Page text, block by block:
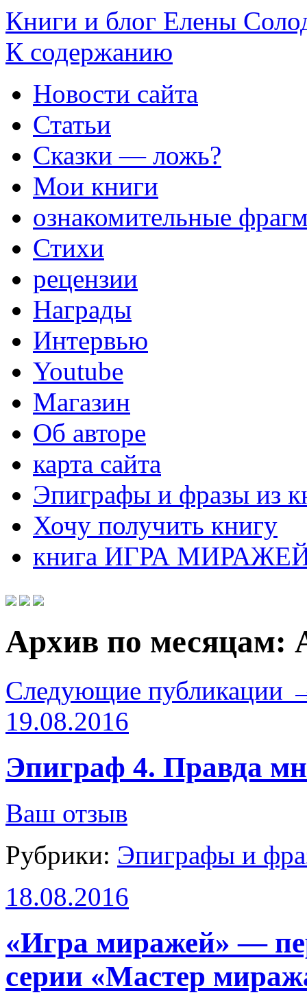
Книги и блог Елены
К содержанию
Новости сайта
Статьи
Сказки — ложь?
Мои книги
ознакомительные
Стихи
рецензии
Награды
Интервью
Youtube
Магазин
Об авторе
карта сайта
Эпиграфы и фразы из
Хочу получить книгу
книга ИГРА
Архив по месяцам:
Следующие публикации
19.08.2016
Эпиграф 4. Правда
Ваш отзыв
Рубрики: Эпиграфы и
18.08.2016
«Игра миражей» —
серии «Мастер